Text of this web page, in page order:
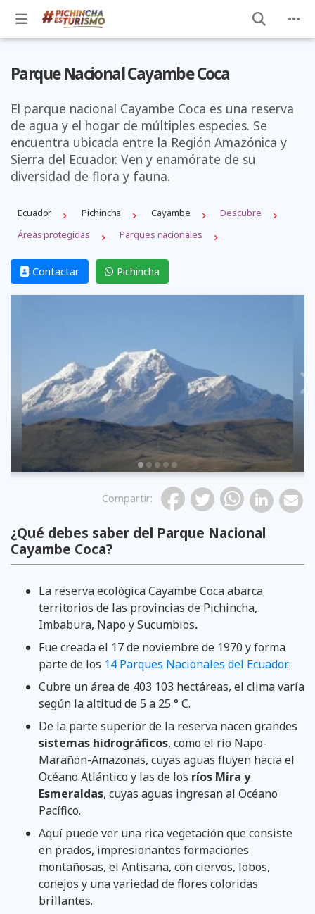
Parque Nacional Cayambe Coca
El parque nacional Cayambe Coca es una reserva
de agua y el hogar de múltiples especies. Se
encuentra ubicada entre la Región Amazónica y
Sierra del Ecuador. Ven y enamórate de su
diversidad de flora y fauna.
Ecuador Pichincha Cayambe
Descubre
Áreas protegidas
Parques nacionales
Contactar Pichincha
Previous
Compartir:
¿Qué debes saber del Parque Nacional
Cayambe Coca?
La reserva ecológica Cayambe Coca abarca
territorios de las provincias de Pichincha,
Imbabura, Napo y Sucumbios.
Fue creada el 17 de noviembre de 1970 y forma
parte de los 14 Parques Nacionales del Ecuador.
Cubre un área de 403 103 hectáreas, el clima varía
según la altitud de 5 a 25 ° C.
De la parte superior de la reserva nacen grandes
sistemas hidrográficos, como el río Napo-
Marañón-Amazonas, cuyas aguas fluyen hacia el
Océano Atlántico y las de los ríos Mira y
Esmeraldas, cuyas aguas ingresan al Océano
Pacífico.
Aquí puede ver una rica vegetación que consiste
en prados, impresionantes formaciones
montañosas, el Antisana, con ciervos, lobos,
conejos y una variedad de flores coloridas
brillantes.